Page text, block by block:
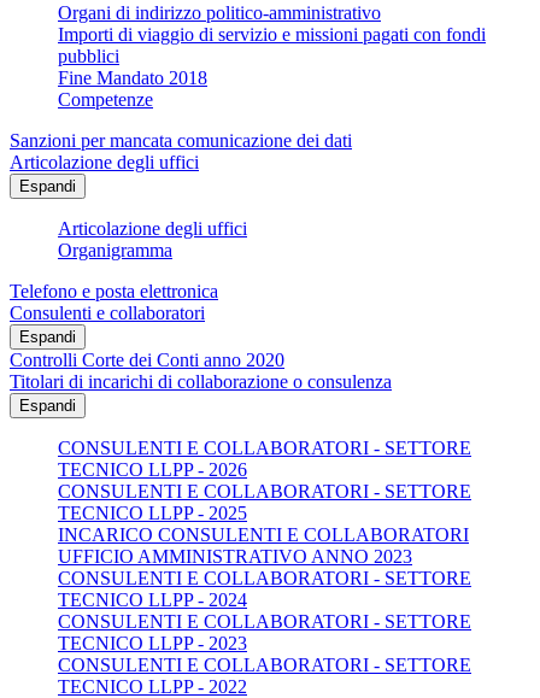
Organi di indirizzo politico-amministrativo
Importi di viaggio di servizio e missioni pagati con fondi
pubblici
Fine Mandato 2018
Competenze
Sanzioni per mancata comunicazione dei dati
Articolazione degli uffici
Espandi
Articolazione degli uffici
Organigramma
Telefono e posta elettronica
Consulenti e collaboratori
Espandi
Controlli Corte dei Conti anno 2020
Titolari di incarichi di collaborazione o consulenza
Espandi
CONSULENTI E COLLABORATORI - SETTORE
TECNICO LLPP - 2026
CONSULENTI E COLLABORATORI - SETTORE
TECNICO LLPP - 2025
INCARICO CONSULENTI E COLLABORATORI
UFFICIO AMMINISTRATIVO ANNO 2023
CONSULENTI E COLLABORATORI - SETTORE
TECNICO LLPP - 2024
CONSULENTI E COLLABORATORI - SETTORE
TECNICO LLPP - 2023
CONSULENTI E COLLABORATORI - SETTORE
TECNICO LLPP - 2022